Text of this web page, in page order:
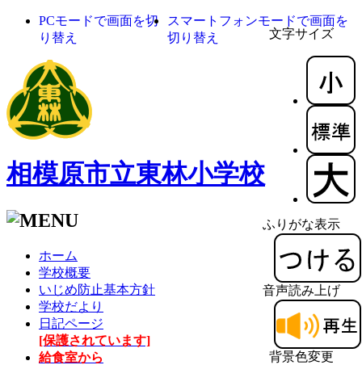
文字サイズ
ふりがな表示
音声読み上げ
背景色変更
PCモードで画面を切
り替え
スマートフォンモードで画面を
切り替え
相模原市立東林小学校
ホーム
学校概要
いじめ防止基本方針
学校だより
日記ページ
[保護されています]
給食室から